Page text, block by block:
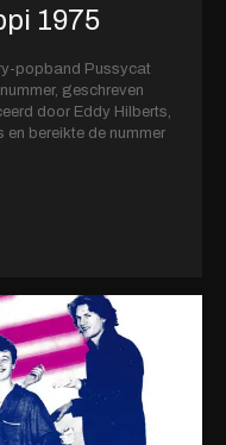
1975
popband Pussycat
geschreven
door Eddy Hilberts,
en bereikte de nummer